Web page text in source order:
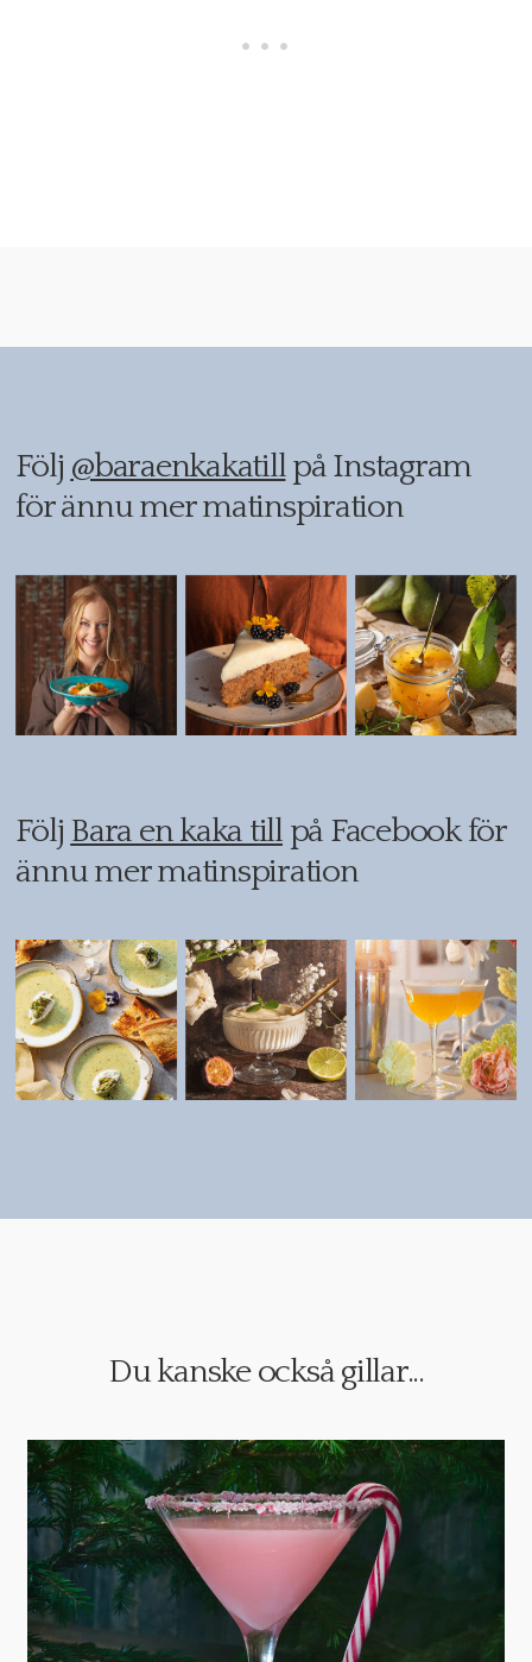
Följ @baraenkakatillpå Instagram
för ännu mer matinspiration
Följ Bara en kaka tillpå Facebook för
ännu mer matinspiration
Du kanske också gillar...